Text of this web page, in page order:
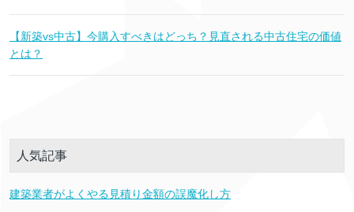
【新築vs中古】今購入すべきはどっち？見直される中古住宅の価値
とは？
人気記事
建築業者がよくやる見積り金額の誤魔化し方